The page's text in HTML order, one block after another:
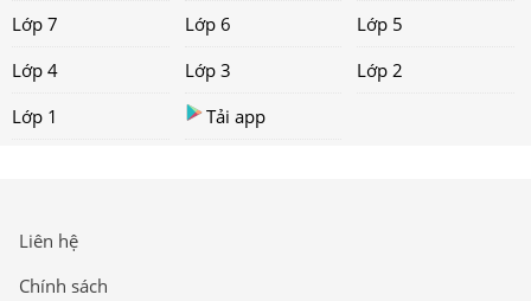
Lớp 7
Lớp 6
Lớp 5
Lớp 4
Lớp 3
Lớp 2
Lớp 1
Tải app
Liên hệ
Chính sách